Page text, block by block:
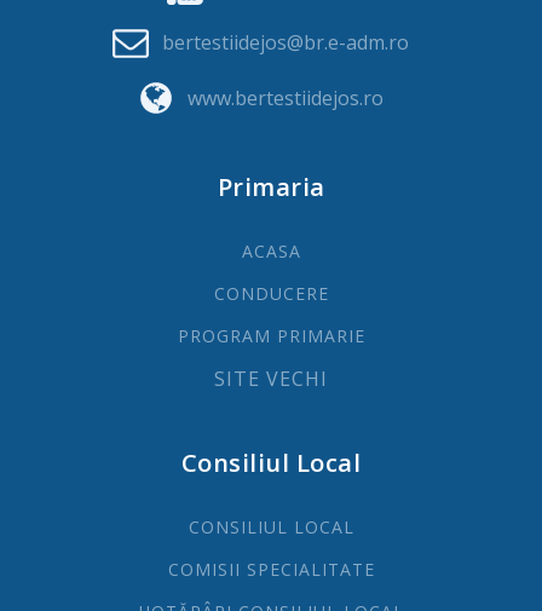
bertestiidejos@br.e-adm.ro
www.bertestiidejos.ro
Primaria
ACASA
CONDUCERE
PROGRAM PRIMARIE
SITE VECHI
Consiliul Local
CONSILIUL LOCAL
COMISII SPECIALITATE